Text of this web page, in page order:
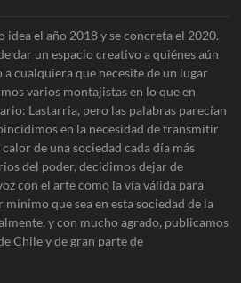
idea el año 2018 y se concreta el 2020.
dar un espacio creativo a quiénes aún
cualquiera que necesite de un lugar
varios montajistas en lo que en
Lastarria, pero las palabras parecían
en la necesidad de transmitir
de una sociedad cada día más
del poder, decidimos dejar de
con el arte como la vía válida para
que sea en esta sociedad de la
y con mucho agrado, publicamos
Chile y de gran parte de